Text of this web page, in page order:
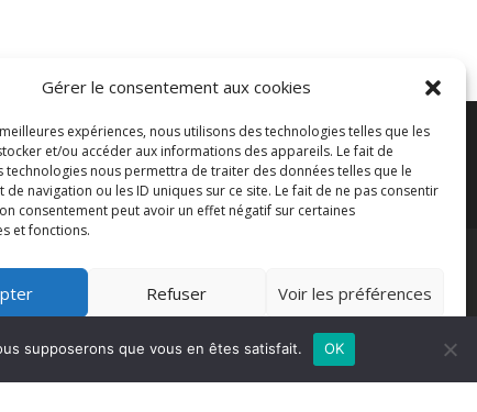
Gérer le consentement aux cookies
expériences, nous utilisons des technologies telles que les
et/ou accéder aux informations des appareils. Le fait de
technologies nous permettra de traiter des données telles que le
navigation ou les ID uniques sur ce site. Le fait de ne pas consentir
consentement peut avoir un effet négatif sur certaines
et fonctions.
Refuser Voir les préférences
Politique de cookies
supposerons que vous en êtes satisfait. OK